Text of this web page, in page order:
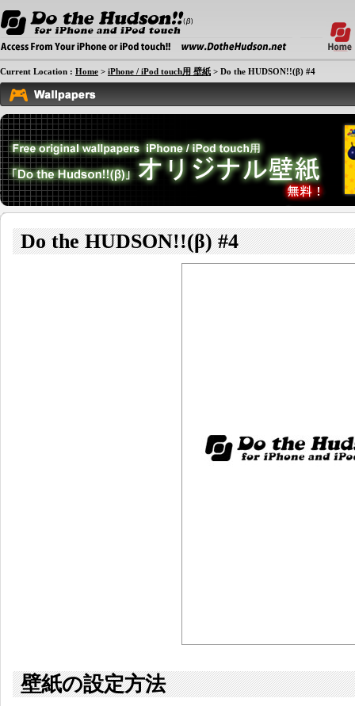
Current Location : Home > iPhone / iPod touch用 壁紙 > Do the HUDSON!!(β) #4
Do the HUDSON!!(β) #4
壁紙の設定方法